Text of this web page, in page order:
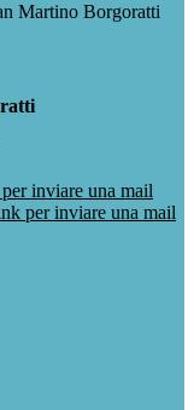
Martino Borgoratti
inviare una mail
per inviare una mail